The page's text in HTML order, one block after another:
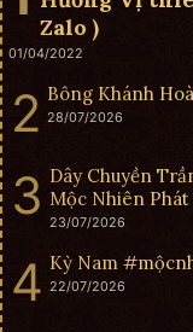
Zalo )
01/04/2022
Bông Khánh Hoà
28/07/2026
Dây Chuyền
Mộc Nhiên Phát
23/07/2026
Kỳ Nam
22/07/2026